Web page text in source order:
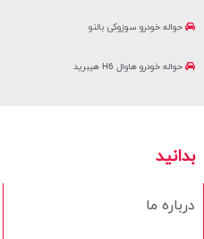
حواله خودرو سوزوکی بالنو
حواله خودرو هاوال H6 هیبرید
بدانید
درباره ما